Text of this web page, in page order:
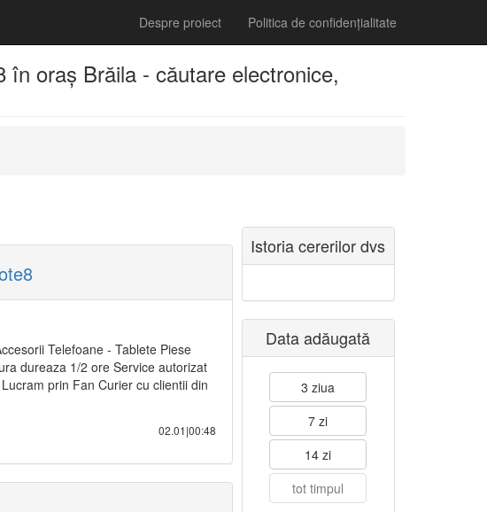
Despre proiect Politica de confidențialitate
oraș Brăila - căutare electronice,
Telefoane - Tablete Piese
dureaza 1/2 ore Service autorizat
prin Fan Curier cu clientii din
02.01|00:48
Istoria cererilor dvs
Data adăugată
3 ziua
7 zi
14 zi
tot timpul